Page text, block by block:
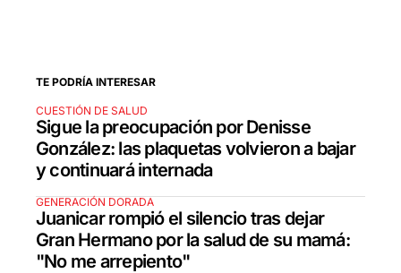
TE PODRÍA INTERESAR
CUESTIÓN DE SALUD
Sigue la preocupación por Denisse
González: las plaquetas volvieron a bajar
y continuará internada
GENERACIÓN DORADA
Juanicar rompió el silencio tras dejar
Gran Hermano por la salud de su mamá:
"No me arrepiento"